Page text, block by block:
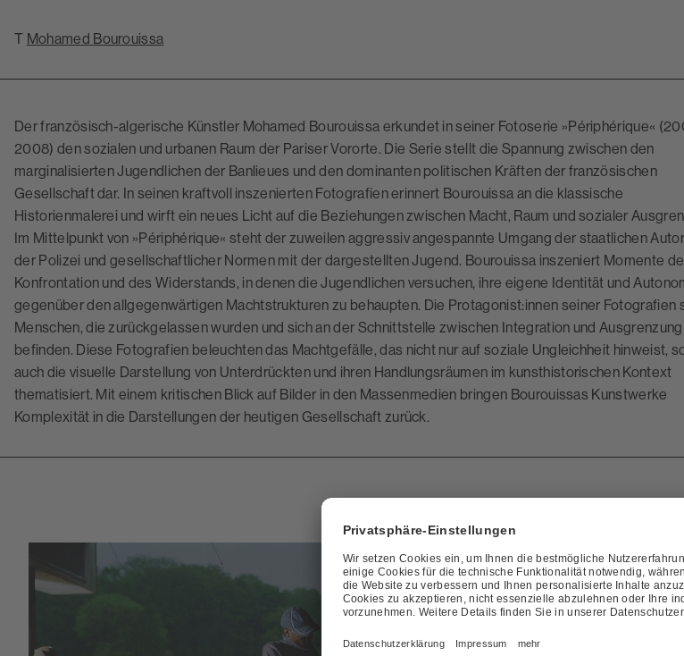
T Mohamed Bourouissa
Der französisch-algerische Künstler Mohamed Bourouissa erkundet in seiner Fotoserie »Périphérique«
2008) den sozialen und urbanen Raum der Pariser Vororte. Die Serie stellt die Spannung zwischen den
marginalisierten Jugendlichen der Banlieues und den dominanten politischen Kräften der französischen
Gesellschaft dar. In seinen kraftvoll inszenierten Fotografien erinnert Bourouissa an die klassische
Historienmalerei und wirft ein neues Licht auf die Beziehungen zwischen Macht, Raum und sozialer
Im Mittelpunkt von »Périphérique« steht der zuweilen aggressiv angespannte Umgang der staatlichen
der Polizei und gesellschaftlicher Normen mit der dargestellten Jugend. Bourouissa inszeniert Momente
Konfrontation und des Widerstands, in denen die Jugendlichen versuchen, ihre eigene Identität und
gegenüber den allgegenwärtigen Machtstrukturen zu behaupten. Die Protagonist:innen seiner Fotografien
Menschen, die zurückgelassen wurden und sich an der Schnittstelle zwischen Integration und Ausgrenzung
befinden. Diese Fotografien beleuchten das Machtgefälle, das nicht nur auf soziale Ungleichheit hinweist,
auch die visuelle Darstellung von Unterdrückten und ihren Handlungsräumen im kunsthistorischen Kontext
thematisiert. Mit einem kritischen Blick auf Bilder in den Massenmedien bringen Bourouissas Kunstwerke
Komplexität in die Darstellungen der heutigen Gesellschaft zurück.